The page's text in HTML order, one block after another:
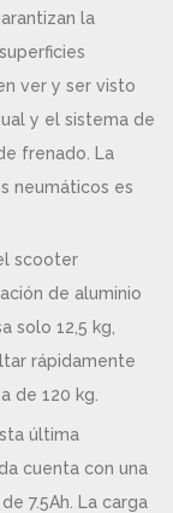
la
ver y ser visto
y el sistema de
frenado. La
neumáticos es
scooter
de aluminio
solo 12,5 kg,
rápidamente
de 120 kg.
última
cuenta con una
7.5Ah. La carga